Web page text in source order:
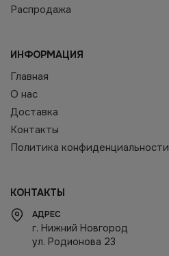
Распродажа
ИНФОРМАЦИЯ
Главная
О нас
Доставка
Контакты
Политика конфиденциальности
КОНТАКТЫ
АДРЕС
г. Нижний Новгород
ул. Родионова 23